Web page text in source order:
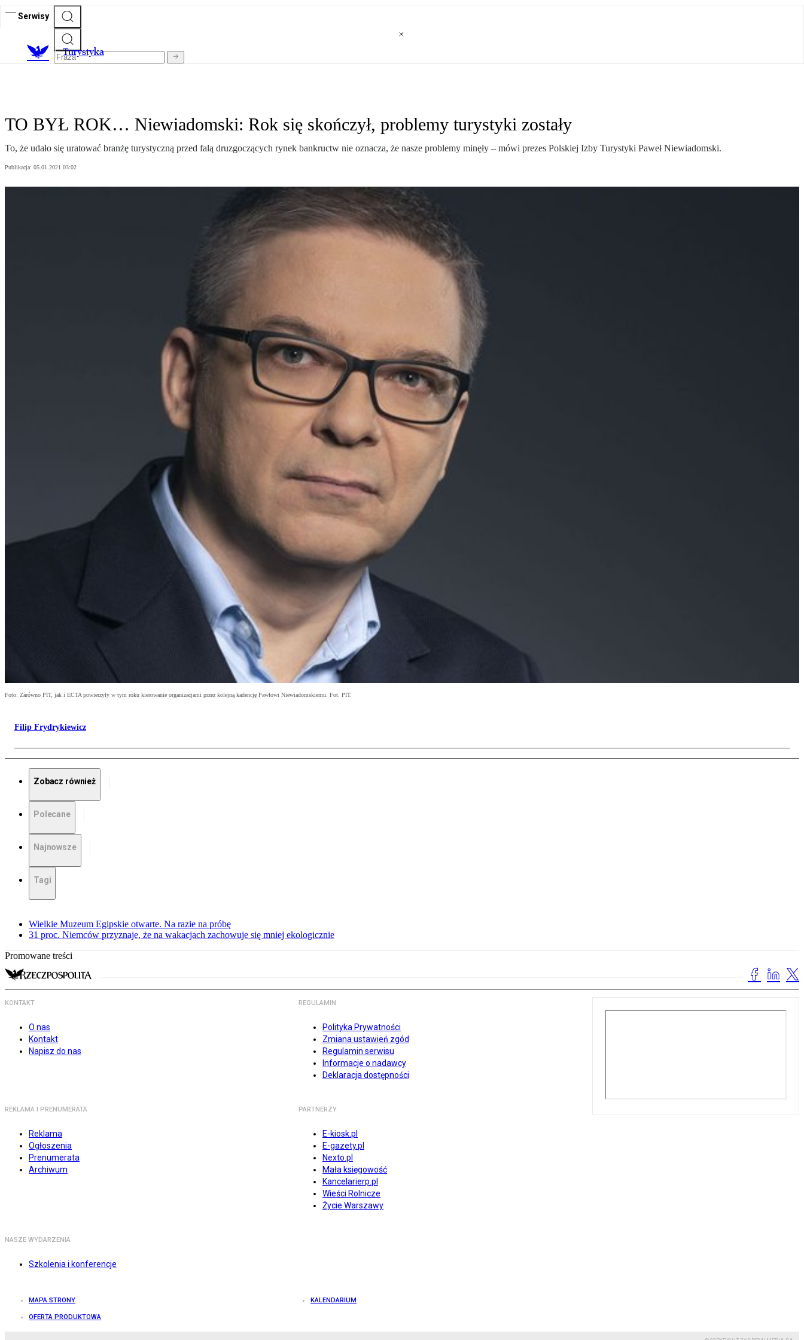
Serwisy
Turystyka
TO BYŁ ROK… Niewiadomski: Rok się skończył, problemy turystyki zostały
To, że udało się uratować branżę turystyczną przed falą druzgoczących rynek bankructw nie oznacza, że nasze problemy minęły – mówi prezes Polskiej Izby Turystyki Paweł Niewiadomski.
Publikacja: 05.01.2021 03:02
Foto: Zarówno PIT, jak i ECTA powierzyły w tym roku kierowanie organizacjami przez kolejną kadencję Pawłowi Niewiadomskiemu. Fot. PIT.
Filip Frydrykiewicz
Zobacz również
Polecane
Najnowsze
Tagi
Wielkie Muzeum Egipskie otwarte. Na razie na próbę
31 proc. Niemców przyznaje, że na wakacjach zachowuje się mniej ekologicznie
Promowane treści
KONTAKT
O nas
Kontakt
Napisz do nas
REGULAMIN
Polityka Prywatności
Zmiana ustawień zgód
Regulamin serwisu
Informacje o nadawcy
Deklaracja dostępności
REKLAMA I PRENUMERATA
Reklama
Ogłoszenia
Prenumerata
Archiwum
PARTNERZY
E-kiosk.pl
E-gazety.pl
Nexto.pl
Mała księgowość
Kancelarierp.pl
Wieści Rolnicze
Życie Warszawy
NASZE WYDARZENIA
Szkolenia i konferencje
MAPA STRONY KALENDARIUM
OFERTA PRODUKTOWA